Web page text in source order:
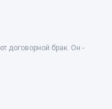
договорной брак. Он -